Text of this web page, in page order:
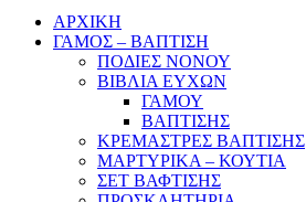
ΑΡΧΙΚΗ
ΓΑΜΟΣ – ΒΑΠΤΙΣΗ
ΠΟΔΙΕΣ ΝΟΝΟΥ
ΒΙΒΛΙΑ ΕΥΧΩΝ
ΓΑΜΟΥ
ΒΑΠΤΙΣΗΣ
ΚΡΕΜΑΣΤΡΕΣ ΒΑΠΤΙΣΗΣ
ΜΑΡΤΥΡΙΚΑ – ΚΟΥΤΙΑ
ΣΕΤ ΒΑΦΤΙΣΗΣ